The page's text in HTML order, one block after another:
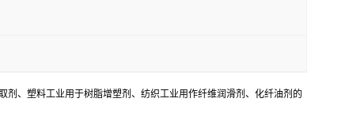
、塑料工业用于树脂增塑剂、纺织工业用作纤维润滑剂、化纤油剂的